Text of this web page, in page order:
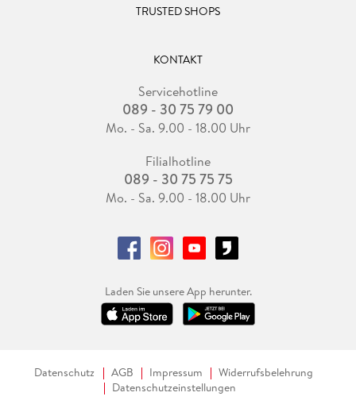
TRUSTED SHOPS
KONTAKT
Servicehotline
089 - 30 75 79 00
Mo. - Sa. 9.00 - 18.00 Uhr
Filialhotline
089 - 30 75 75 75
Mo. - Sa. 9.00 - 18.00 Uhr
Laden Sie unsere App herunter.
Datenschutz AGB Impressum
Widerrufsbelehrung
Datenschutzeinstellungen